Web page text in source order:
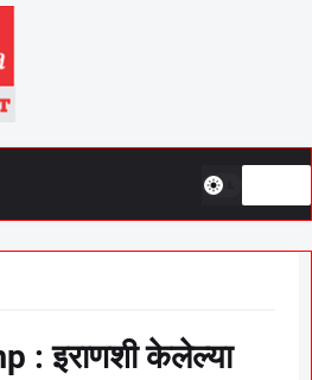
: इराणशी केलेल्या